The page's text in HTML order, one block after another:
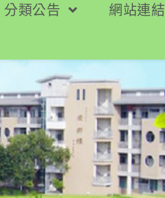
分類公告 網站連結